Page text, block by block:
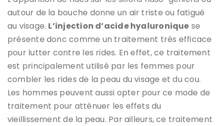
autour de la bouche donne un air triste ou fatigué
au visage. L’injection d’acide hyaluronique se
présente donc comme un traitement très efficace
pour lutter contre les rides. En effet, ce traitement
est principalement utilisé par les femmes pour
combler les rides de la peau du visage et du cou.
Les hommes peuvent aussi opter pour ce mode de
traitement pour atténuer les effets du
vieillissement de la peau. Par ailleurs, ce traitement